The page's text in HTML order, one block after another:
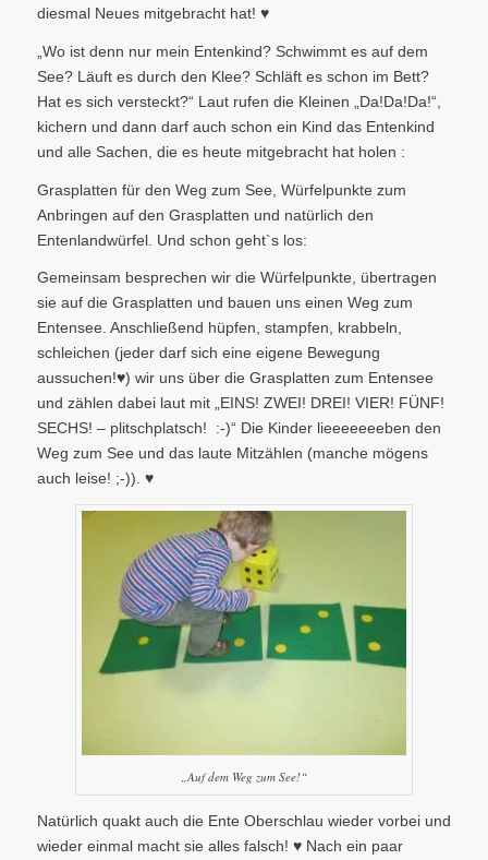
diesmal Neues mitgebracht hat! ♥
„Wo ist denn nur mein Entenkind? Schwimmt es auf dem
See? Läuft es durch den Klee? Schläft es schon im Bett?
Hat es sich versteckt?“ Laut rufen die Kleinen „Da!Da!Da!“,
kichern und dann darf auch schon ein Kind das Entenkind
und alle Sachen, die es heute mitgebracht hat holen :
Grasplatten für den Weg zum See, Würfelpunkte zum
Anbringen auf den Grasplatten und natürlich den
Entenlandwürfel. Und schon geht`s los:
Gemeinsam besprechen wir die Würfelpunkte, übertragen
sie auf die Grasplatten und bauen uns einen Weg zum
Entensee. Anschließend hüpfen, stampfen, krabbeln,
schleichen (jeder darf sich eine eigene Bewegung
aussuchen!♥) wir uns über die Grasplatten zum Entensee
und zählen dabei laut mit „EINS! ZWEI! DREI! VIER! FÜNF!
SECHS! – plitschplatsch! :-)“ Die Kinder lieeeeeeeben den
Weg zum See und das laute Mitzählen (manche mögens
auch leise! ;-)). ♥
„Auf dem Weg zum See!“
Natürlich quakt auch die Ente Oberschlau wieder vorbei und
wieder einmal macht sie alles falsch! ♥ Nach ein paar